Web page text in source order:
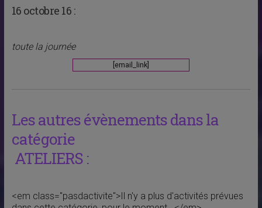
16 octobre 16 :
toute la journée
[email_link]
Les autres évènements dans la
catégorie
ATELIERS :
<em class="pasdactivite">Il n'y a plus d'activités prévues